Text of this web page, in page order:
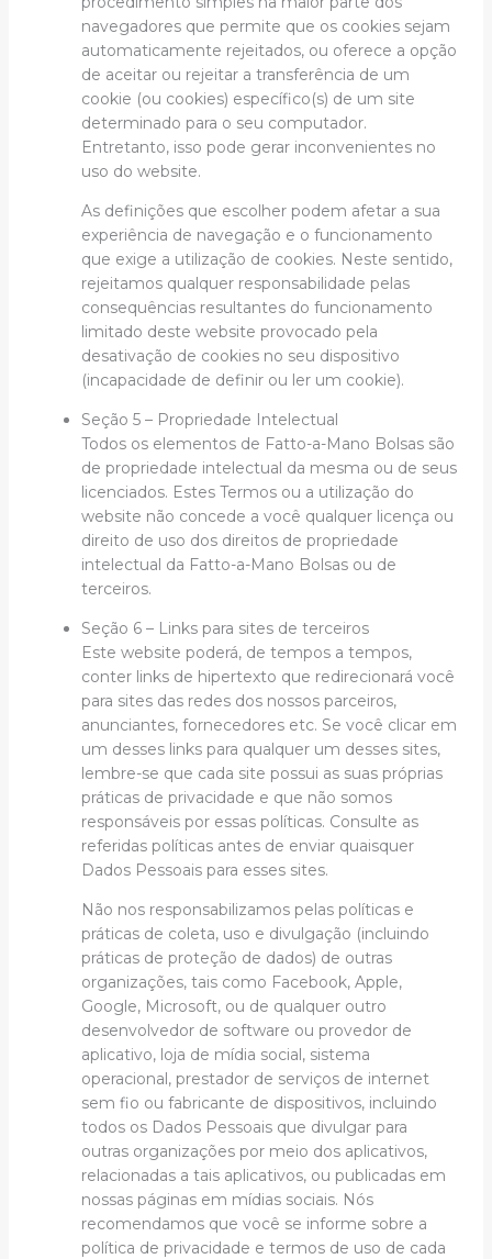
navegadores que permite que os cookies sejam
automaticamente rejeitados, ou oferece a opção
de aceitar ou rejeitar a transferência de um
cookie (ou cookies) específico(s) de um site
determinado para o seu computador.
Entretanto, isso pode gerar inconvenientes no
uso do website.
As definições que escolher podem afetar a sua
experiência de navegação e o funcionamento
que exige a utilização de cookies. Neste sentido,
rejeitamos qualquer responsabilidade pelas
consequências resultantes do funcionamento
limitado deste website provocado pela
desativação de cookies no seu dispositivo
(incapacidade de definir ou ler um cookie).
Seção 5 – Propriedade Intelectual
Todos os elementos de Fatto-a-Mano Bolsas são
de propriedade intelectual da mesma ou de seus
licenciados. Estes Termos ou a utilização do
website não concede a você qualquer licença ou
direito de uso dos direitos de propriedade
intelectual da Fatto-a-Mano Bolsas ou de
terceiros.
Seção 6 – Links para sites de terceiros
Este website poderá, de tempos a tempos,
conter links de hipertexto que redirecionará você
para sites das redes dos nossos parceiros,
anunciantes, fornecedores etc. Se você clicar em
um desses links para qualquer um desses sites,
lembre-se que cada site possui as suas próprias
práticas de privacidade e que não somos
responsáveis por essas políticas. Consulte as
referidas políticas antes de enviar quaisquer
Dados Pessoais para esses sites.
Não nos responsabilizamos pelas políticas e
práticas de coleta, uso e divulgação (incluindo
práticas de proteção de dados) de outras
organizações, tais como Facebook, Apple,
Google, Microsoft, ou de qualquer outro
desenvolvedor de software ou provedor de
aplicativo, loja de mídia social, sistema
operacional, prestador de serviços de internet
sem fio ou fabricante de dispositivos, incluindo
todos os Dados Pessoais que divulgar para
outras organizações por meio dos aplicativos,
relacionadas a tais aplicativos, ou publicadas em
nossas páginas em mídias sociais. Nós
recomendamos que você se informe sobre a
política de privacidade e termos de uso de cada